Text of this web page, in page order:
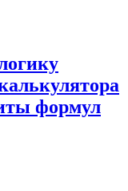
формул